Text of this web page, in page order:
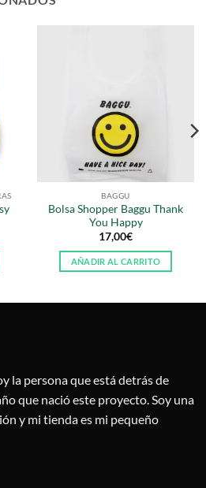
BAGGU
Bolsa Shopper Baggu Thank
You Happy
17,00€
AÑADIR AL CARRITO
la persona que está detrás de
que nació este proyecto. Soy una
y mi tienda es mi pequeño